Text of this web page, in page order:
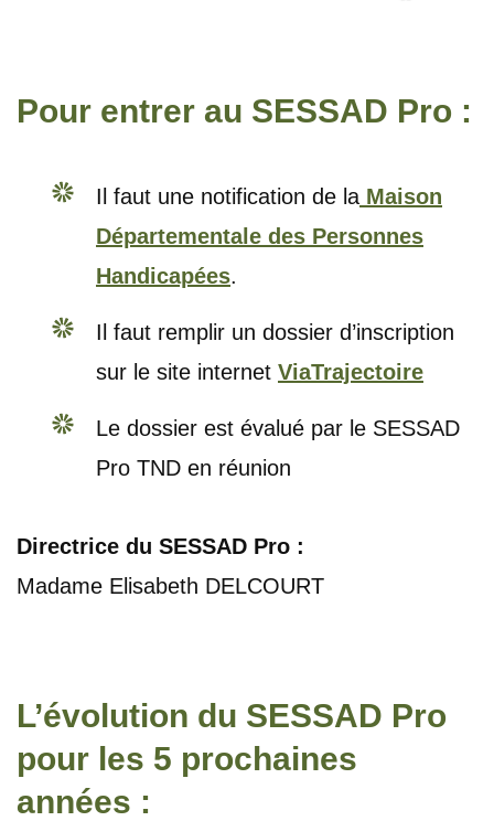
Pour entrer au SESSAD Pro :
Il faut une notification de la Maison
Départementale des Personnes
Handicapées.
Il faut remplir un dossier d’inscription
sur le site internet ViaTrajectoire
Le dossier est évalué par le SESSAD
Pro TND en réunion
Directrice du SESSAD Pro :
Madame Elisabeth DELCOURT
L’évolution du SESSAD Pro
pour les 5 prochaines
années :